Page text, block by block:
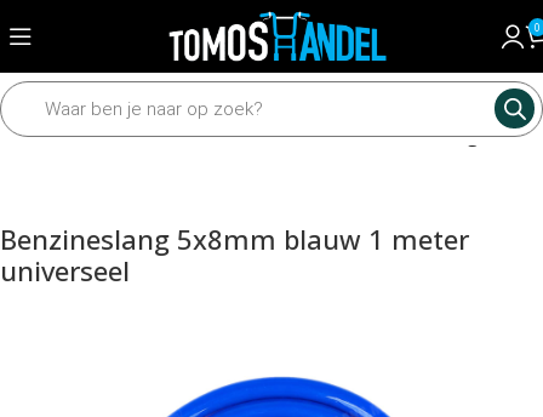
0
Home Motordelen Brandstof toebehoren Benzineslang
Benzineslang 5x8mm blauw 1 meter
universeel